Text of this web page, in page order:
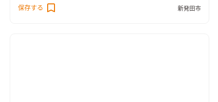
えてくれます。オールシーズン快適な高気密高断熱オール電化住
保存する 新発田市